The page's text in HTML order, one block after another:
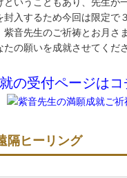
ということもあり、先生が
封入するため今回は限定で
紫音先生のご祈祷とお月さ
の願いを成就させてくださ
の受付ページはコ
隔ヒーリング